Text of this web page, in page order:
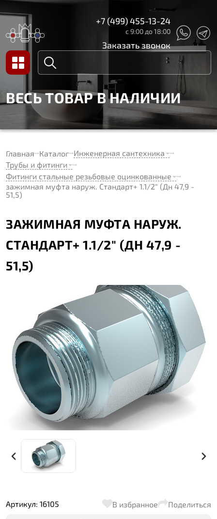
+7 (499) 455-13-24
с 9:00 до 18:00
Заказать звонок
ВЕСЬ ТОВАР В НАЛИЧИИ
Главная Каталог Инженерная сантехника
Трубы и фитинги
Фитинги стальные резьбовые оцинкованные
зажимная муфта наруж. Стандарт+ 1.1/2" (Дн 47,9 -
51,5)
ЗАЖИМНАЯ МУФТА НАРУЖ.
СТАНДАРТ+ 1.1/2" (ДН 47,9 -
51,5)
Артикул: 16105 В избранное Поделиться